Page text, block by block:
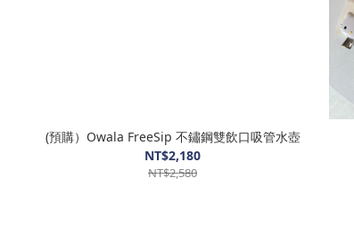
(預購）Owala FreeSip 不鏽鋼雙飲口吸管水壺
NT$2,180
NT$2,580